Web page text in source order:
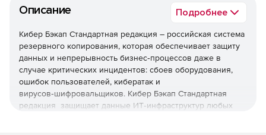
Описание Подробнее
Кибер Бэкап Стандартная редакция – российская система
резервного копирования, которая обеспечивает защиту
данных и непрерывность бизнес‑процессов даже в
случае критических инцидентов: сбоев оборудования,
ошибок пользователей, кибератак и
вирусов‑шифровальщиков. Кибер Бэкап Стандартная
редакция защищает данные ИТ‑инфраструктур любых